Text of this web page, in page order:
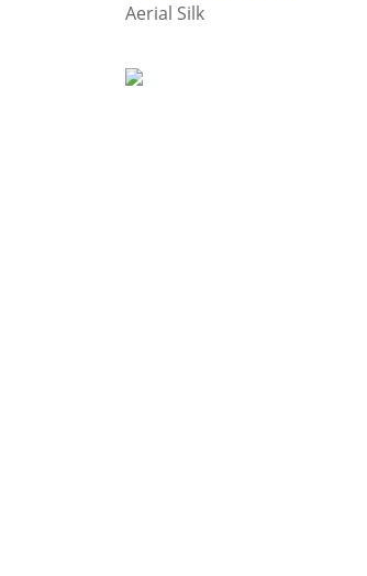
Aerial Silk